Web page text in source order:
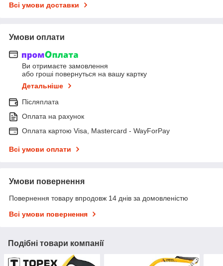
Всі умови доставки
Умови оплати
Ви отримаєте замовлення
або гроші повернуться на вашу картку
Детальніше
Післяплата
Оплата на рахунок
Оплата картою Visa, Mastercard - WayForPay
Всі умови оплати
Умови повернення
Повернення товару впродовж 14 днів за домовленістю
Всі умови повернення
Подібні товари компанії